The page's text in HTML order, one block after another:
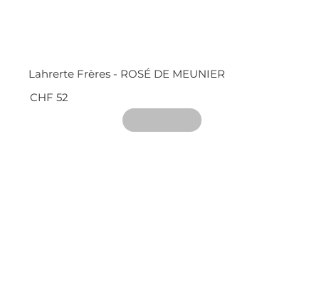
Lahrerte Frères - ROSÉ DE MEUNIER
CHF 52